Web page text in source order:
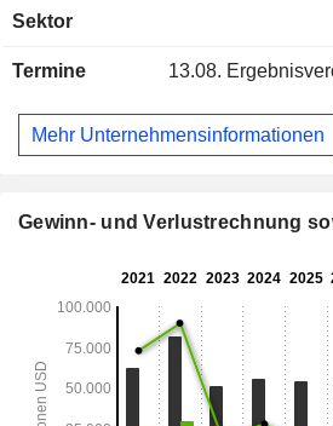
Unternehmensbeteiligungen. Der Nettoumsatz verteilt sich
(21,8 %), China und Hongkong (4,8
Brasilien (2,8 %), Spanien (2,6 %),
(2,4 %), Singapur (2 %), Australien
Sektor
Termine 13.08.
Mehr Unternehmensinformationen
Gewinn- und Verlustrechnung